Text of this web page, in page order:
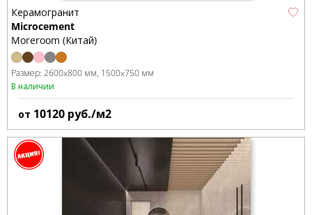
Керамогранит
Microcement
Moreroom (Китай)
Размер: 2600x800 мм 1500x750 мм
В наличии
от 10120 руб./м2